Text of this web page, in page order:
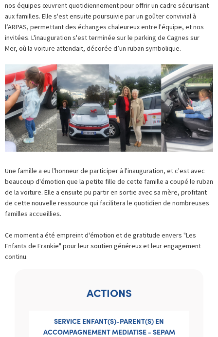
nos équipes œuvrent quotidiennement pour offrir un cadre sécurisant
aux familles. Elle s'est ensuite poursuivie par un goûter convivial à
l’ARPAS, permettant des échanges chaleureux entre l'équipe, et nos
invitées. L'inauguration s'est terminée sur le parking de Cagnes sur
Mer, où la voiture attendait, décorée d’un ruban symbolique.
Une famille a eu l'honneur de participer à l'inauguration, et c'est avec
beaucoup d'émotion que la petite fille de cette famille a coupé le ruban
de la voiture. Elle a ensuite pu partir en sortie avec sa mère, profitant
de cette nouvelle ressource qui facilitera le quotidien de nombreuses
familles accueillies.
Ce moment a été empreint d'émotion et de gratitude envers "Les
Enfants de Frankie" pour leur soutien généreux et leur engagement
continu.
ACTIONS
SERVICE ENFANT(S)-PARENT(S) EN
ACCOMPAGNEMENT MEDIATISE - SEPAM